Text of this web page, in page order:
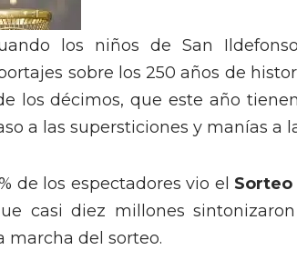
los niños de San
sobre los 250 años de
los décimos, que este año
a las supersticiones y manías a
de los espectadores vio el
casi diez millones
marcha del sorteo.